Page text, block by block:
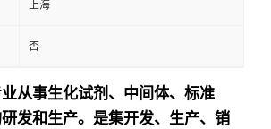
上海
否
从事生化试剂、中间体、标准
发和生产。是集开发、生产、销